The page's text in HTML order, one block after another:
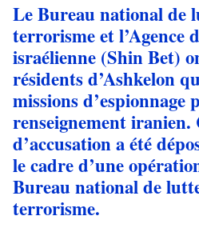
Le Bureau national de
terrorisme et l’Agence
israélienne (Shin Bet)
résidents d’Ashkelon
missions d’espionnage
renseignement
d’accusation a été
le cadre d’une
Bureau national de
terrorisme.